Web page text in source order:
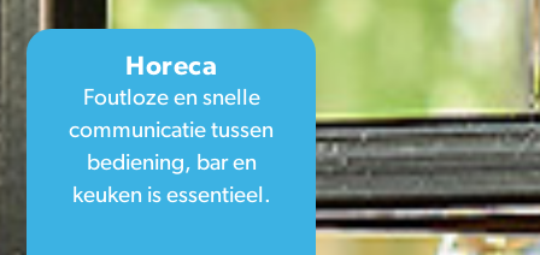
Horeca
Foutloze en snelle
communicatie tussen
bediening, bar en
keuken is essentieel.